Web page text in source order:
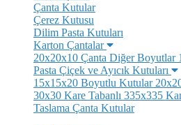
Çanta Kutular
Çerez Kutusu
Dilim Pasta Kutuları
Karton Çantalar
20x20x10 Çanta Diğer Boyutlar
Pasta Çiçek ve Ayıcık Kutuları
15x15x20 Boyutlu Kutular
30x30 Kare Tabanlı 335x335
Taslama Çanta Kutular